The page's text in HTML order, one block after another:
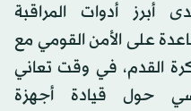
أبرز أدوات المراقبة
على الأمن القومي مع
القدم، في وقت تعاني
حول قيادة أجهزة